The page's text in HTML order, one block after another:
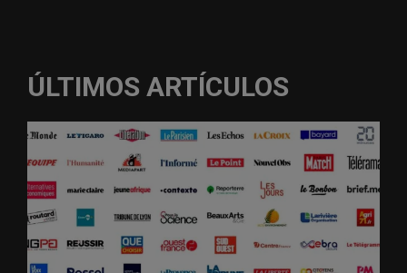
ÚLTIMOS ARTÍCULOS